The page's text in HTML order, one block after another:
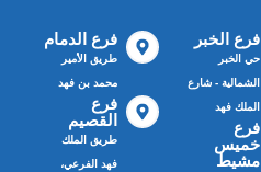
فرع الخبر
حي الخبر
الشمالية - شارع
الملك فهد
فرع
خميس
مشيط
فرع الدمام
طريق الأمير
محمد بن فهد
فرع
القصيم
طريق الملك
فهد الفرعي،